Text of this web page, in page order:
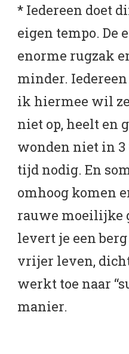
* Iedereen doet
eigen tempo. De
enorme rugzak
minder.
ik hiermee wil
niet op, heelt en
wonden niet in
tijd nodig. En
omhoog komen
rauwe moeilijke
levert je een
vrijer leven,
werkt toe naar
manier.